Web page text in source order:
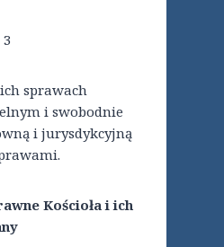
sprawach
i swobodnie
i jurysdykcyjną
Kościoła i ich